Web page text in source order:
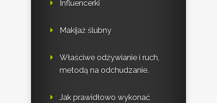
Influencerki
Makijaż ślubny
Właściwe odżywianie i ruch,
metodą na odchudzanie.
Jak prawidłowo wykonać